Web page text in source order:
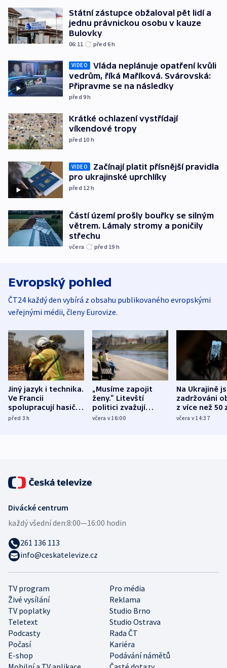
Státní zástupce obžaloval pět lidí a
jednu právnickou osobu v kauze
Bulovky
06:11 před 6h
VIDEO
Vláda neplánuje opatření kvůli
vedrům, říká Maříková. Svárovská:
Připravme se na následky
před 9h
Krátké ochlazení vystřídají
víkendové tropy
před 10 h
VIDEO
Začínají platit přísnější pravidla
pro ukrajinské uprchlíky
před 12 h
Částí území prošly bouřky se silným
větrem. Lámaly stromy a poničily
střechu
včera před 19 h
Evropský pohled
ČT24 každý den vybírá z obsahu publikovaného evropskými
veřejnými médii, členy Eurovize.
Jiný jazyk i technika.
Ve Francii
spolupracují hasiči z
různých zemí
před 3h
„Musíme zapojit
ženy.“ Litevští
politici zvažují
dohodu o
včera v 16:00
Na Ukrajině
zadržováni
z více než 50
Bojovali na
včera v 14:37
TV program
Pro média
Živé vysílání
Reklama
TV poplatky
Studio Brno
Teletext
Studio Ostrava
Podcasty
Rada ČT
Počasí
Kariéra
E-shop
Podávání námětů
Divácké centrum
každý všední den:8:00—16:00 hodin
261 136 113
info@ceskatelevize.cz